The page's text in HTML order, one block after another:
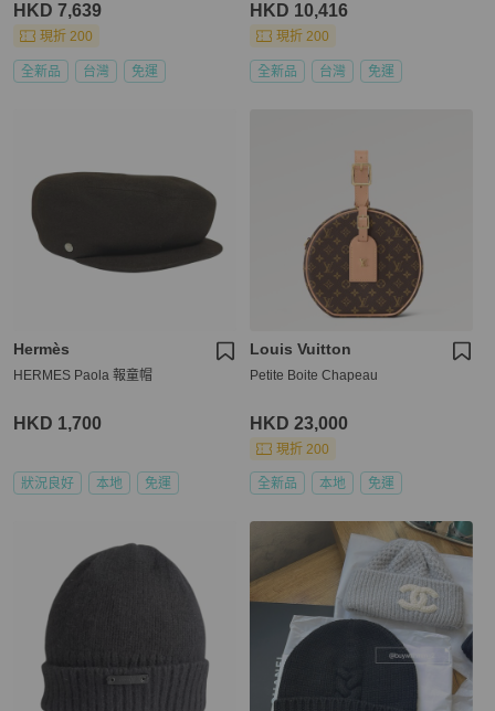
HKD 7,639
現折 200
全新品 台灣 免運
HKD 10,416
現折 200
全新品 台灣 免運
Hermès
HERMES Paola 報童帽
HKD 1,700
狀況良好 本地 免運
Louis Vuitton
Petite Boite Chapeau
HKD 23,000
現折 200
全新品 本地 免運